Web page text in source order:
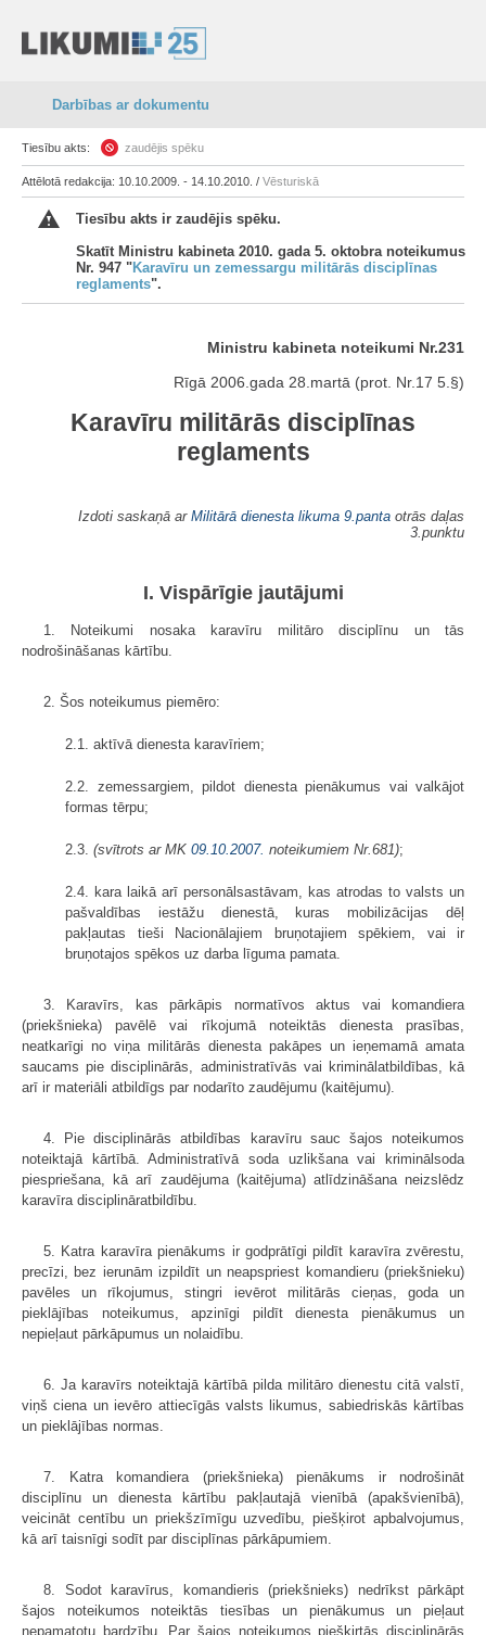
Darbības ar dokumentu
Tiesību akts: zaudējis spēku
Attēlotā redakcija: 10.10.2009. - 14.10.2010. / Vēsturiskā
Tiesību akts ir zaudējis spēku.
Skatīt Ministru kabineta 2010. gada 5. oktobra noteikumus
Nr. 947 "Karavīru un zemessargu militārās disciplīnas
reglaments".
Ministru kabineta noteikumi Nr.231
Rīgā 2006.gada 28.martā (prot. Nr.17 5.§)
Karavīru militārās disciplīnas
reglaments
Izdoti saskaņā ar Militārā dienesta likuma 9.panta otrās daļas
3.punktu
I. Vispārīgie jautājumi
1. Noteikumi nosaka karavīru militāro disciplīnu un tās
nodrošināšanas kārtību.
2. Šos noteikumus piemēro:
2.1. aktīvā dienesta karavīriem;
2.2. zemessargiem, pildot dienesta pienākumus vai valkājot
formas tērpu;
2.3. (svītrots ar MK 09.10.2007. noteikumiem Nr.681);
2.4. kara laikā arī personālsastāvam, kas atrodas to valsts un
pašvaldības iestāžu dienestā, kuras mobilizācijas dēļ
pakļautas tieši Nacionālajiem bruņotajiem spēkiem, vai ir
bruņotajos spēkos uz darba līguma pamata.
3. Karavīrs, kas pārkāpis normatīvos aktus vai komandiera
(priekšnieka) pavēlē vai rīkojumā noteiktās dienesta prasības,
neatkarīgi no viņa militārās dienesta pakāpes un ieņemamā amata
saucams pie disciplinārās, administratīvās vai kriminālatbildības, kā
arī ir materiāli atbildīgs par nodarīto zaudējumu (kaitējumu).
4. Pie disciplinārās atbildības karavīru sauc šajos noteikumos
noteiktajā kārtībā. Administratīvā soda uzlikšana vai kriminālsoda
piespriešana, kā arī zaudējuma (kaitējuma) atlīdzināšana neizslēdz
karavīra disciplināratbildību.
5. Katra karavīra pienākums ir godprātīgi pildīt karavīra zvērestu,
precīzi, bez ierunām izpildīt un neapspriest komandieru (priekšnieku)
pavēles un rīkojumus, stingri ievērot militārās cieņas, goda un
pieklājības noteikumus, apzinīgi pildīt dienesta pienākumus un
nepieļaut pārkāpumus un nolaidību.
6. Ja karavīrs noteiktajā kārtībā pilda militāro dienestu citā valstī,
viņš ciena un ievēro attiecīgās valsts likumus, sabiedriskās kārtības
un pieklājības normas.
7. Katra komandiera (priekšnieka) pienākums ir nodrošināt
disciplīnu un dienesta kārtību pakļautajā vienībā (apakšvienībā),
veicināt centību un priekšzīmīgu uzvedību, piešķirot apbalvojumus,
kā arī taisnīgi sodīt par disciplīnas pārkāpumiem.
8. Sodot karavīrus, komandieris (priekšnieks) nedrīkst pārkāpt
šajos noteikumos noteiktās tiesības un pienākumus un pieļaut
nepamatotu bardzību. Par šajos noteikumos piešķirtās disciplinārās